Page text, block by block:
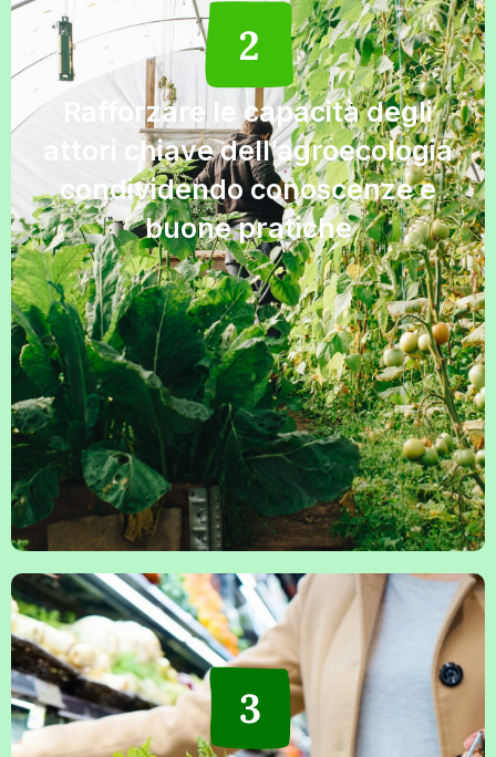
Rafforzare le capacità degli
attori chiave dell’agroecologia
condividendo conoscenze e
buone pratiche